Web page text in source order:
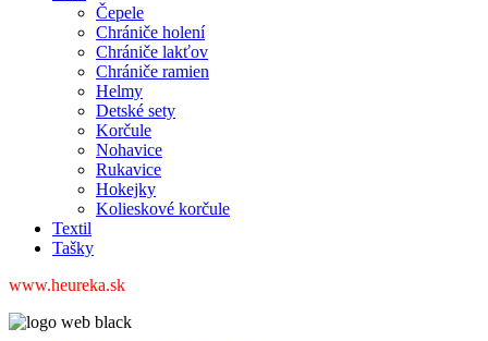
Čepele
Chrániče holení
Chrániče lakťov
Chrániče ramien
Helmy
Detské sety
Korčule
Nohavice
Rukavice
Hokejky
Kolieskové korčule
Textil
Tašky
www.heureka.sk